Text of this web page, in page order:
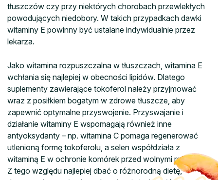
tłuszczów czy przy niektórych chorobach przewlekłych
powodujących niedobory. W takich przypadkach dawki
witaminy E powinny być ustalane indywidualnie przez
lekarza.
Jako witamina rozpuszczalna w tłuszczach, witamina E
wchłania się najlepiej w obecności lipidów. Dlatego
suplementy zawierające tokoferol należy przyjmować
wraz z posiłkiem bogatym w zdrowe tłuszcze, aby
zapewnić optymalne przyswojenie. Przyswajanie i
działanie witaminy E wspomagają również inne
antyoksydanty – np. witamina C pomaga regenerować
utlenioną formę tokoferolu, a selen współdziała z
witaminą E w ochronie komórek przed wolnymi rodnikami.
Z tego względu najlepiej dbać o różnorodną dietę,